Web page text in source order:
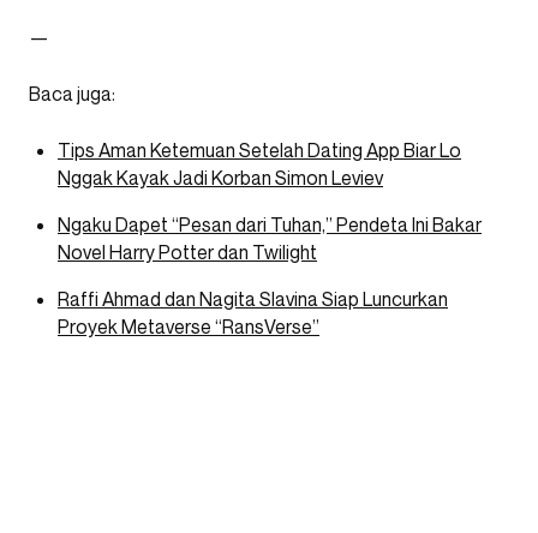
—
Baca juga:
Tips Aman Ketemuan Setelah Dating App Biar Lo
Nggak Kayak Jadi Korban Simon Leviev
Ngaku Dapet “Pesan dari Tuhan,” Pendeta Ini Bakar
Novel Harry Potter dan Twilight
Raffi Ahmad dan Nagita Slavina Siap Luncurkan
Proyek Metaverse “RansVerse”